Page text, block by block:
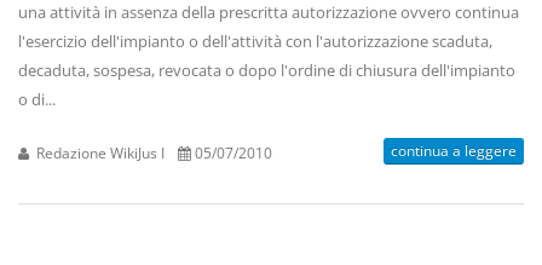
una attività in assenza della prescritta autorizzazione ovvero continua
l'esercizio dell'impianto o dell'attività con l'autorizzazione scaduta,
decaduta, sospesa, revocata o dopo l'ordine di chiusura dell'impianto
o di...
Redazione WikiJus I 05/07/2010 continua a leggere